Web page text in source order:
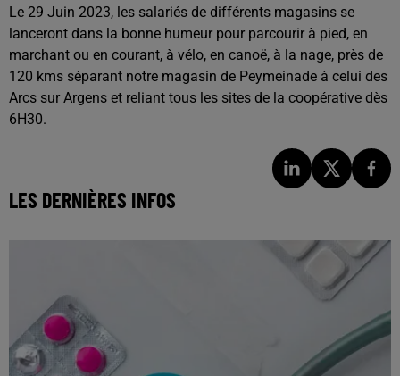
Le 29 Juin 2023, les salariés de différents magasins se
lanceront dans la bonne humeur pour parcourir à pied, en
marchant ou en courant, à vélo, en canoë, à la nage, près de
120 kms séparant notre magasin de Peymeinade à celui des
Arcs sur Argens et reliant tous les sites de la coopérative dès
6H30.
LES DERNIÈRES INFOS